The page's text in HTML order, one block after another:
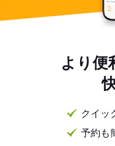
より便
クイッ
予約も